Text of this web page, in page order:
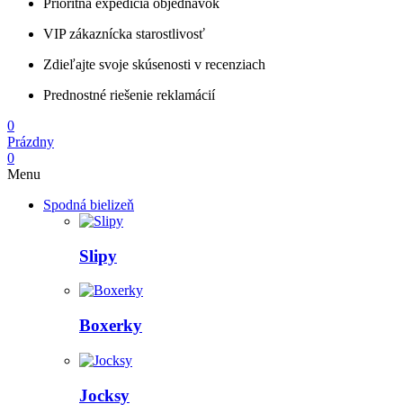
Prioritná expedícia objednávok
VIP zákaznícka starostlivosť
Zdieľajte svoje skúsenosti v recenziach
Prednostné riešenie reklamácií
0
Prázdny
0
Menu
Spodná bielizeň
Slipy
Boxerky
Jocksy